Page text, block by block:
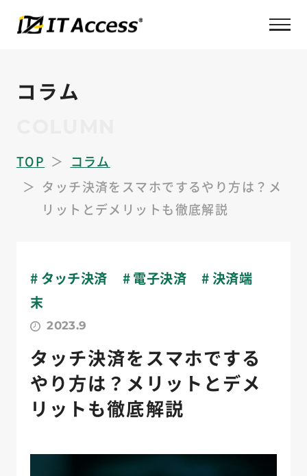
コラム
TOP
コラム
タッチ決済をスマホでするやり方は？メ
リットとデメリットも徹底解説
# タッチ決済 # 電子決済
# 決済端
末
2023.9
タッチ決済をスマホでする
やり方は？メリットとデメ
リットも徹底解説